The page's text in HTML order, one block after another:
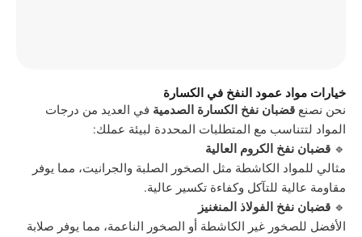
عمود النفخ في الكسارة
قضبان نفخ الكسارة الصدميةفي العديد من درجات
مع المتطلبات المحددة لبيئة عملك:
الكروم العالية
الكاشطة مثل الصخور الصلبة والجرانيت، مما يوفر
للتآكل وكفاءة تكسير عالية.
الفولاذ المنغنيز
غير الكاشطة أو الصخور الناعمة، مما يوفر صلابة